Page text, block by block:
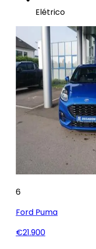
Elétrico
6
Ford Puma
€21.900